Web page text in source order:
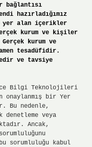
bağlantısı
hazırladığımız
yer alan içerikler
kurum ve kişiler
Gerçek kurum ve
tesadüfidir.
ve tavsiye
Bilgi Teknolojileri
onaylanmış bir Yer
Bu nedenle,
veya
Ancak,
sorumluluğu kabul